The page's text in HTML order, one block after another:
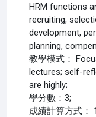
HRM functions
recruiting,
development,
planning,
教學模式：
lectures; self-
are highly;
學分數：3;
成績計算方式：